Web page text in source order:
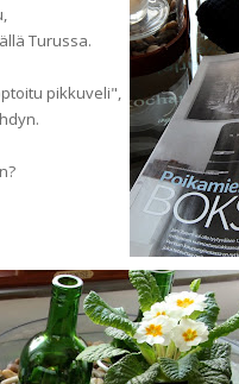
Turussa.
pikkuveli",